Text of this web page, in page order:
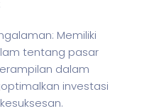
Memiliki
tentang pasar
dalam
investasi